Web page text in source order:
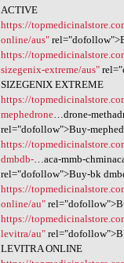
ACTIVE
https://
online/aus"
https://
sizegenix-extreme/aus"
SIZEGENIX EXTREME
https://
mephedrone…drone-
rel="dofollow">Buy-
https://
dmbdb-…aca-mmb-
rel="dofollow">Buy-bk
https://
online/au"
https://
levitra/au"
LEVITRA ONLINE